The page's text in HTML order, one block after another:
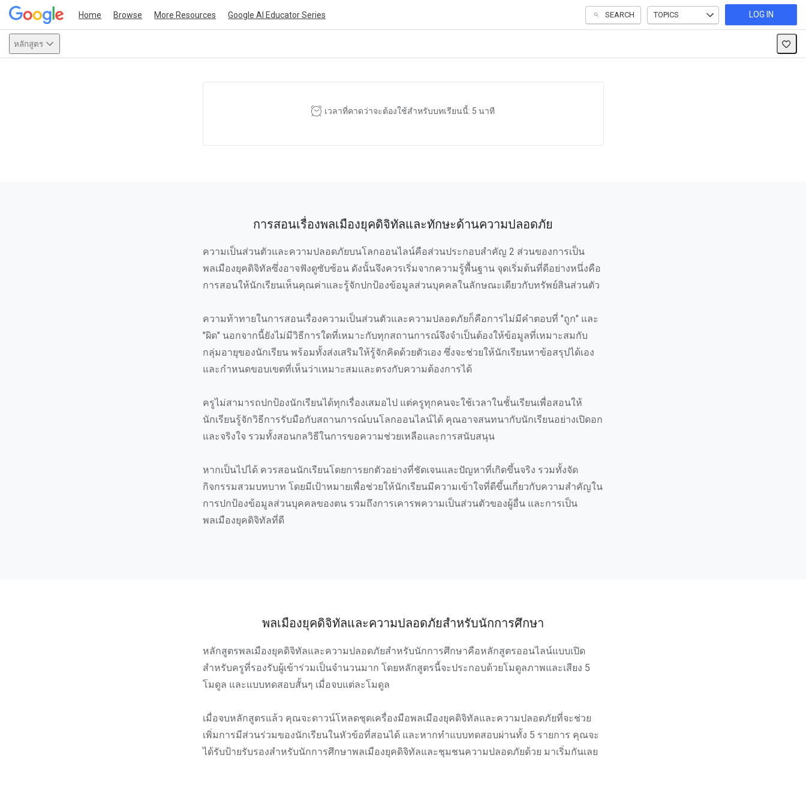
Home Browse More Resources Google AI Educator Series SEARCH TOPICS LOG IN
หลักสูตร
เวลาที่คาดว่าจะต้องใช้สำหรับบทเรียนนี้: 5 นาที
การสอนเรื่องพลเมืองยุคดิจิทัลและทักษะด้านความปลอดภัย
ความเป็นส่วนตัวและความปลอดภัยบนโลกออนไลน์คือส่วนประกอบสำคัญ 2 ส่วนของการเป็น
พลเมืองยุคดิจิทัลซึ่งอาจฟังดูซับซ้อน ดังนั้นจึงควรเริ่มจากความรู้พื้นฐาน จุดเริ่มต้นที่ดีอย่างหนึ่งคือ
การสอนให้นักเรียนเห็นคุณค่าและรู้จักปกป้องข้อมูลส่วนบุคคลในลักษณะเดียวกับทรัพย์สินส่วนตัว
ความท้าทายในการสอนเรื่องความเป็นส่วนตัวและความปลอดภัยก็คือการไม่มีคำตอบที่ "ถูก" และ
"ผิด" นอกจากนี้ยังไม่มีวิธีการใดที่เหมาะกับทุกสถานการณ์จึงจำเป็นต้องให้ข้อมูลที่เหมาะสมกับ
กลุ่มอายุของนักเรียน พร้อมทั้งส่งเสริมให้รู้จักคิดด้วยตัวเอง ซึ่งจะช่วยให้นักเรียนหาข้อสรุปได้เอง
และกำหนดขอบเขตที่เห็นว่าเหมาะสมและตรงกับความต้องการได้
ครูไม่สามารถปกป้องนักเรียนได้ทุกเรื่องเสมอไป แต่ครูทุกคนจะใช้เวลาในชั้นเรียนเพื่อสอนให้
นักเรียนรู้จักวิธีการรับมือกับสถานการณ์บนโลกออนไลน์ได้ คุณอาจสนทนากับนักเรียนอย่างเปิดอก
และจริงใจ รวมทั้งสอนกลวิธีในการขอความช่วยเหลือและการสนับสนุน
หากเป็นไปได้ ควรสอนนักเรียนโดยการยกตัวอย่างที่ชัดเจนและปัญหาที่เกิดขึ้นจริง รวมทั้งจัด
กิจกรรมสวมบทบาท โดยมีเป้าหมายเพื่อช่วยให้นักเรียนมีความเข้าใจที่ดีขึ้นเกี่ยวกับความสำคัญใน
การปกป้องข้อมูลส่วนบุคคลของตน รวมถึงการเคารพความเป็นส่วนตัวของผู้อื่น และการเป็น
พลเมืองยุคดิจิทัลที่ดี
พลเมืองยุคดิจิทัลและความปลอดภัยสำหรับนักการศึกษา
หลักสูตรพลเมืองยุคดิจิทัลและความปลอดภัยสำหรับนักการศึกษาคือหลักสูตรออนไลน์แบบเปิด
สำหรับครูที่รองรับผู้เข้าร่วมเป็นจำนวนมาก โดยหลักสูตรนี้จะประกอบด้วยโมดูลภาพและเสียง 5
โมดูล และแบบทดสอบสั้นๆ เมื่อจบแต่ละโมดูล
เมื่อจบหลักสูตรแล้ว คุณจะดาวน์โหลดชุดเครื่องมือพลเมืองยุคดิจิทัลและความปลอดภัยที่จะช่วย
เพิ่มการมีส่วนร่วมของนักเรียนในหัวข้อที่สอนได้ และหากทำแบบทดสอบผ่านทั้ง 5 รายการ คุณจะ
ได้รับป้ายรับรองสำหรับนักการศึกษาพลเมืองยุคดิจิทัลและชุมชนความปลอดภัยด้วย มาเริ่มกันเลย